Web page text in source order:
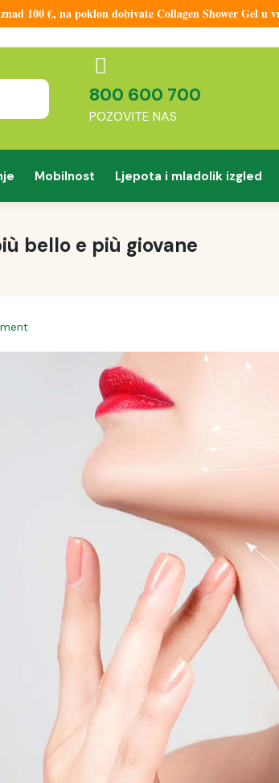
100 €, na poklon dobivate Collagen Shower Gel u
800 600 700
POZOVITE NAS
Mobilnost Ljepota i mladolik izgled
bello e più giovane